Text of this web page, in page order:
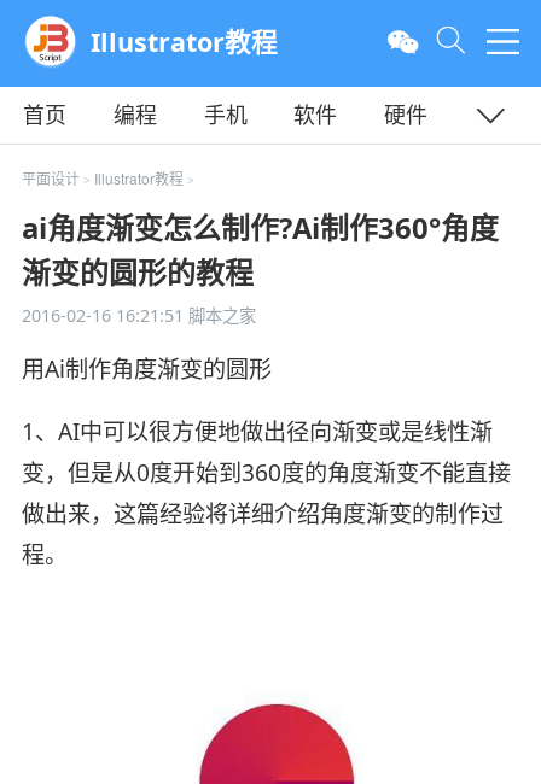
Illustrator教程
首页 编程 手机 软件
硬件
教程
平面
平面设计> Illustrator教程 >
ai角度渐变怎么制作?Ai制作360°角度
渐变的圆形的教程
2016-02-16 16:21:51 脚本之家
用Ai制作角度渐变的圆形
1、AI中可以很方便地做出径向渐变或是线性渐
变，但是从0度开始到360度的角度渐变不能直接
做出来，这篇经验将详细介绍角度渐变的制作过
程。